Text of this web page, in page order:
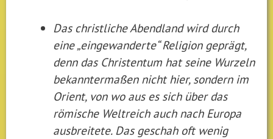
Das christliche Abendland wird durch
eine „eingewanderte“ Religion geprägt,
denn das Christentum hat seine Wurzeln
bekanntermaßen nicht hier, sondern im
Orient, von wo aus es sich über das
römische Weltreich auch nach Europa
ausbreitete. Das geschah oft wenig